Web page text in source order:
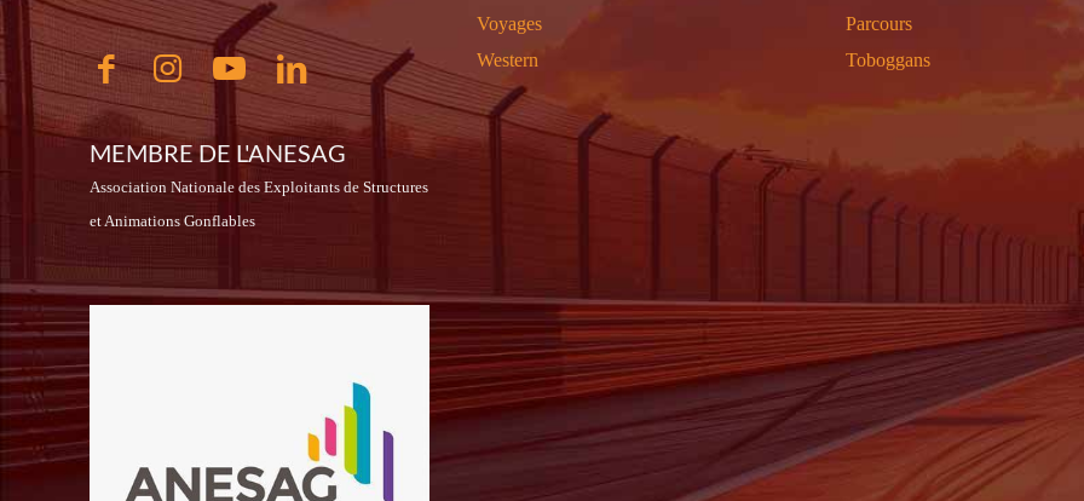
MEMBRE DE L'ANESAG
Association Nationale des Exploitants de Structures
et Animations Gonflables
Voyages
Western
Parcours
Toboggans